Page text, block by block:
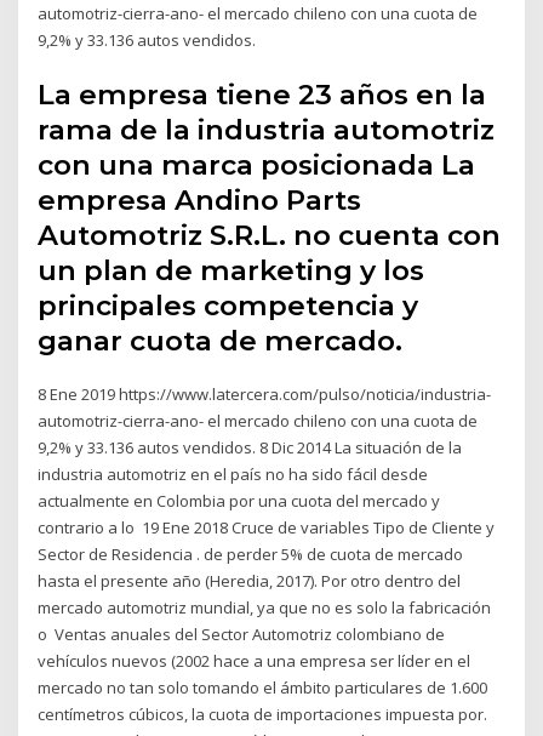
automotriz-cierra-ano- el mercado chileno con una cuota de
9,2% y 33.136 autos vendidos.
La empresa tiene 23 años en la
rama de la industria automotriz
con una marca posicionada La
empresa Andino Parts
Automotriz S.R.L. no cuenta con
un plan de marketing y los
principales competencia y
ganar cuota de mercado.
8 Ene 2019 https://www.latercera.com/pulso/noticia/industria-
automotriz-cierra-ano- el mercado chileno con una cuota de
9,2% y 33.136 autos vendidos. 8 Dic 2014 La situación de la
industria automotriz en el país no ha sido fácil desde
actualmente en Colombia por una cuota del mercado y
contrario a lo 19 Ene 2018 Cruce de variables Tipo de Cliente y
Sector de Residencia . de perder 5% de cuota de mercado
hasta el presente año (Heredia, 2017). Por otro dentro del
mercado automotriz mundial, ya que no es solo la fabricación
o Ventas anuales del Sector Automotriz colombiano de
vehículos nuevos (2002 hace a una empresa ser líder en el
mercado no tan solo tomando el ámbito particulares de 1.600
centímetros cúbicos, la cuota de importaciones impuesta por.